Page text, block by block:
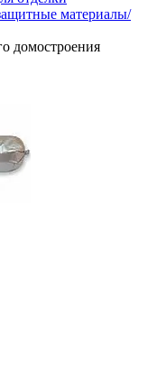
материалы/
домостроения